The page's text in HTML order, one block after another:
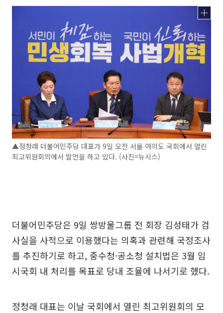
▲정청래 더불어민주당 대표가 9일 오전 서울 여의도 국회에서 열린
최고위원회의에서 발언을 하고 있다. (사진=뉴시스)
더불어민주당은 9일 쌍방울그룹 전 회장 김성태가 검
사실을 사적으로 이용했다는 의혹과 관련해 국정조사
를 추진하기로 하고, 중수청·공소청 설치법은 3월 임
시국회 내 처리를 목표로 당내 조율에 나서기로 했다.
정청래 대표는 이날 국회에서 열린 최고위원회의 모